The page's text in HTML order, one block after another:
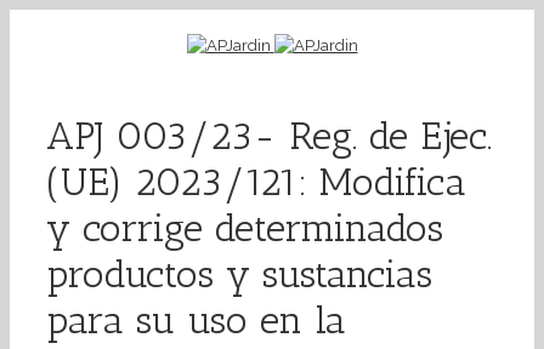
APJ 003/23- Reg. de Ejec.
(UE) 2023/121: Modifica
y corrige determinados
productos y sustancias
para su uso en la